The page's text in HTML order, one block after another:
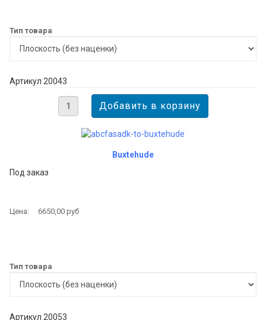
Тип товара
Артикул 20043
Buxtehude
Под заказ
Цена: 6650,00 руб
Тип товара
Артикул 20053